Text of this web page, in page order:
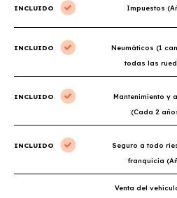
INCLUIDO Impuestos
INCLUIDO
Neumáticos (1
todas las
INCLUIDO
Mantenimiento y
(Cada 2
INCLUIDO
Seguro a todo
franquicia
Venta del